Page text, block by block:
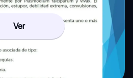
Ver